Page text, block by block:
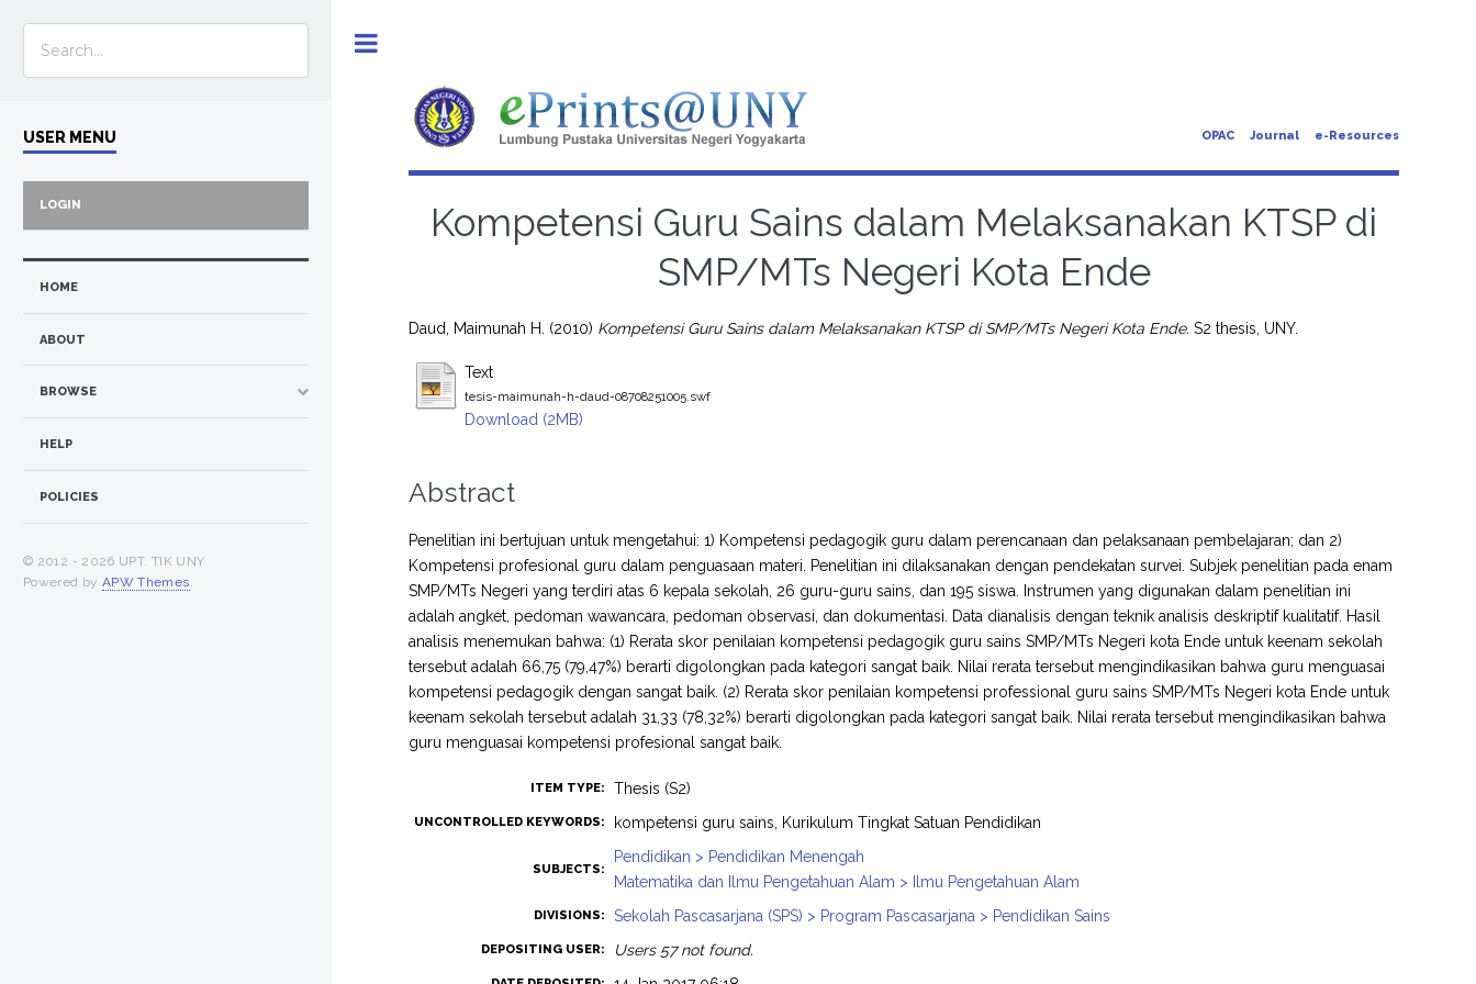
OPAC Journal e-Resources
Kompetensi Guru Sains dalam Melaksanakan KTSP di
SMP/MTs Negeri Kota Ende
Daud, Maimunah H. (2010) Kompetensi Guru Sains dalam Melaksanakan KTSP di SMP/MTs Negeri Kota Ende. S2 thesis, UNY.
Text
tesis-maimunah-h-daud-08708251005.swf
Download (2MB)
Abstract
Penelitian ini bertujuan untuk mengetahui: 1) Kompetensi pedagogik guru dalam perencanaan dan pelaksanaan pembelajaran; dan 2)
Kompetensi profesional guru dalam penguasaan materi. Penelitian ini dilaksanakan dengan pendekatan survei. Subjek penelitian pada enam
SMP/MTs Negeri yang terdiri atas 6 kepala sekolah, 26 guru-guru sains, dan 195 siswa. Instrumen yang digunakan dalam penelitian ini
adalah angket, pedoman wawancara, pedoman observasi, dan dokumentasi. Data dianalisis dengan teknik analisis deskriptif kualitatif. Hasil
analisis menemukan bahwa: (1) Rerata skor penilaian kompetensi pedagogik guru sains SMP/MTs Negeri kota Ende untuk keenam sekolah
tersebut adalah 66,75 (79,47%) berarti digolongkan pada kategori sangat baik. Nilai rerata tersebut mengindikasikan bahwa guru menguasai
kompetensi pedagogik dengan sangat baik. (2) Rerata skor penilaian kompetensi professional guru sains SMP/MTs Negeri kota Ende untuk
keenam sekolah tersebut adalah 31,33 (78,32%) berarti digolongkan pada kategori sangat baik. Nilai rerata tersebut mengindikasikan bahwa
guru menguasai kompetensi profesional sangat baik.
ITEM TYPE: Thesis (S2)
UNCONTROLLED KEYWORDS: kompetensi guru sains, Kurikulum Tingkat Satuan Pendidikan
SUBJECTS:
Pendidikan > Pendidikan Menengah
Matematika dan Ilmu Pengetahuan Alam > Ilmu Pengetahuan Alam
DIVISIONS: Sekolah Pascasarjana (SPS) > Program Pascasarjana > Pendidikan Sains
DEPOSITING USER: Users 57 not found.
USER MENU
LOGIN
HOME
ABOUT
BROWSE
HELP
POLICIES
© 2012 - 2026 UPT. TIK UNY
Powered by APW Themes